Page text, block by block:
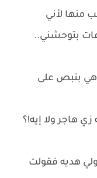
منها لأني
بتوحشني..
بتبص على
هاجر ولا إيه!؟
هديه فقولت